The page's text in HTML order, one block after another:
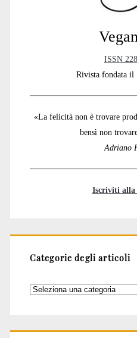
ISSN
Rivista fondata il
«La felicità non è trovare
bensì non
Adriano
Iscriviti alla
Categorie degli articoli
Categorie